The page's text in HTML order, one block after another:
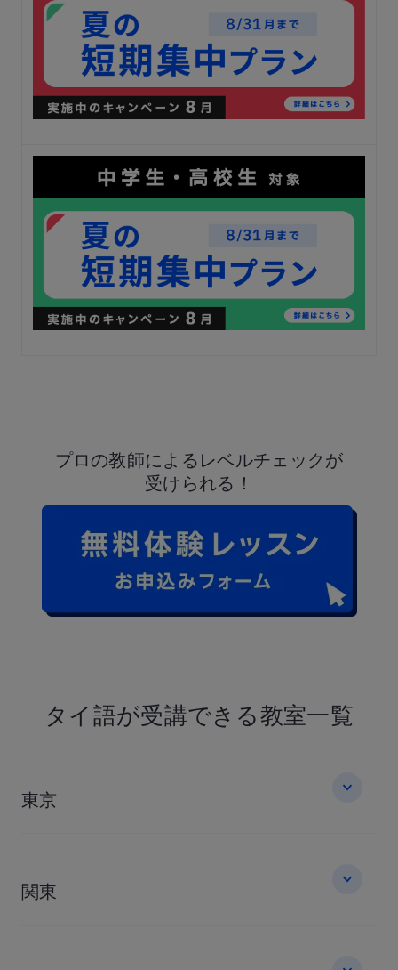
プロの教師によるレベルチェックが
受けられる！
タイ語が受講できる教室一覧
東京
関東